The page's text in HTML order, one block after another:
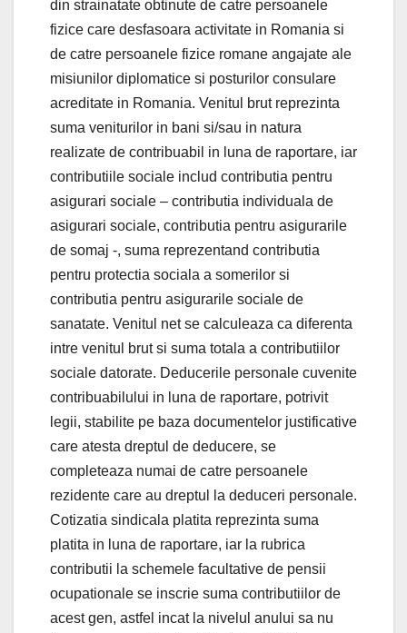
din strainatate obtinute de catre persoanele
fizice care desfasoara activitate in Romania si
de catre persoanele fizice romane angajate ale
misiunilor diplomatice si posturilor consulare
acreditate in Romania. Venitul brut reprezinta
suma veniturilor in bani si/sau in natura
realizate de contribuabil in luna de raportare, iar
contributiile sociale includ contributia pentru
asigurari sociale – contributia individuala de
asigurari sociale, contributia pentru asigurarile
de somaj -, suma reprezentand contributia
pentru protectia sociala a somerilor si
contributia pentru asigurarile sociale de
sanatate. Venitul net se calculeaza ca diferenta
intre venitul brut si suma totala a contributiilor
sociale datorate. Deducerile personale cuvenite
contribuabilului in luna de raportare, potrivit
legii, stabilite pe baza documentelor justificative
care atesta dreptul de deducere, se
completeaza numai de catre persoanele
rezidente care au dreptul la deduceri personale.
Cotizatia sindicala platita reprezinta suma
platita in luna de raportare, iar la rubrica
contributii la schemele facultative de pensii
ocupationale se inscrie suma contributiilor de
acest gen, astfel incat la nivelul anului sa nu